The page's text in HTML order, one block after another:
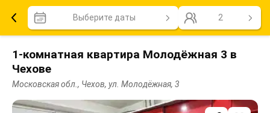
Выберите даты 2
1-комнатная квартира Молодёжная 3 в
Чехове
Московская обл., Чехов, ул. Молодёжная, 3